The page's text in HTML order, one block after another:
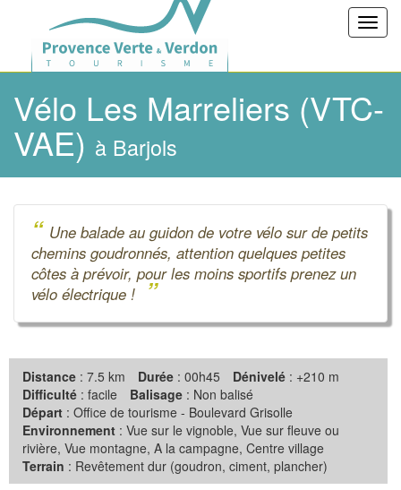
Vélo Les Marreliers (VTC-
VAE) à Barjols
“ Une balade au guidon de votre vélo sur de petits
chemins goudronnés, attention quelques petites
côtes à prévoir, pour les moins sportifs prenez un
vélo électrique !
”
Distance : 7.5 km Durée : 00h45 Dénivelé : +210 m
Difficulté : facile Balisage : Non balisé
Départ : Office de tourisme - Boulevard Grisolle
Environnement : Vue sur le vignoble, Vue sur fleuve ou
rivière, Vue montagne, A la campagne, Centre village
Terrain : Revêtement dur (goudron, ciment, plancher)